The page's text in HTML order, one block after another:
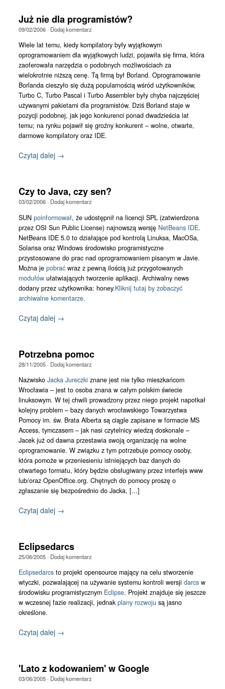
Już nie dla programistów?
09/02/2006· Dodaj komentarz
Wiele lat temu, kiedy kompilatory były wyjątkowym
oprogramowaniem dla wyjątkowych ludzi, pojawiła się firma, która
zaoferowała narzędzia o podobnych możliwościach za
wielokrotnie niższą cenę. Tą firmą był Borland. Oprogramowanie
Borlanda cieszyło się dużą popularnością wśród użytkowników,
Turbo C, Turbo Pascal i Turbo Assembler były chyba najczęściej
używanymi pakietami dla programistów. Dziś Borland staje w
pozycji podobnej, jak jego konkurenci ponad dwadzieścia lat
temu; na rynku pojawił się groźny konkurent – wolne, otwarte,
darmowe kompilatory oraz IDE.
Czytaj dalej →
Czy to Java, czy sen?
03/02/2006· Dodaj komentarz
SUN poinformował, że udostępnił na licencji SPL (zatwierdzona
przez OSI Sun Public License) najnowszą wersję NetBeans IDE.
NetBeans IDE 5.0 to działające pod kontrolą Linuksa, MacOSa,
Solarisa oraz Windows środowisko programistyczne
przystosowane do prac nad oprogramowaniem pisanym w Javie.
Można je pobraćwraz z pewną ilością już przygotowanych
modułówułatwiających tworzenie aplikacji. Archiwalny news
dodany przez użytkownika: honey.Kliknij tutaj by zobaczyć
archiwalne komentarze.
Czytaj dalej →
Potrzebna pomoc
28/11/2005· Dodaj komentarz
Nazwisko Jacka Jureczki znane jest nie tylko mieszkańcom
Wrocławia – jest to osoba znana w całym polskim świecie
linuksowym. W tej chwili prowadzony przez niego projekt napotkał
kolejny problem – bazy danych wrocławskiego Towarzystwa
Pomocy im. św. Brata Alberta są ciągle zapisane w formacie MS
Access, tymczasem – jak nasi czytelnicy wiedzą doskonale –
Jacek już od dawna przestawia swoją organizację na wolne
oprogramowanie. W związku z tym potrzebuje pomocy osoby,
która pomoże w przeniesieniu istniejących baz danych do
otwartego formatu, który będzie obsługiwany przez interfejs www
lub/oraz OpenOffice.org. Chętnych do pomocy proszę o
zgłaszanie się bezpośrednio do Jacka, [...]
Czytaj dalej →
Eclipsedarcs
25/06/2005· Dodaj komentarz
Eclipsedarcsto projekt opensource mający na celu stworzenie
wtyczki, pozwalającej na używanie systemu kontroli wersji darcsw
środowisku programistycznym Eclipse. Projekt znajduje się jeszcze
w wczesnej fazie realizacji, jednak plany rozwoju są jasno
określone.
Czytaj dalej →
'Lato z kodowaniem' w Google
03/06/2005· Dodaj komentarz